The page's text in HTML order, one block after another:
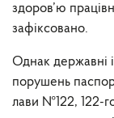
здоров’ю
зафіксовано.
Однак державні
порушень
лави №122, 122-